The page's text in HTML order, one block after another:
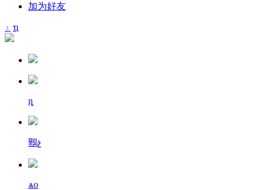
加为好友
۽ ҵ
ȵ
鷨չ
ѧо